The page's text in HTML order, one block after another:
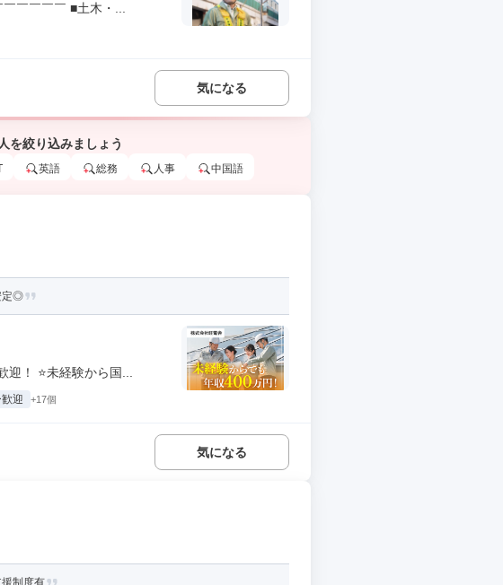
￣￣￣￣ ■土木・...
気になる
を絞り込みましょう
英語 総務 人事 中国語
定◎
！ ⭐未経験から国...
迎 +17個
気になる
制度有